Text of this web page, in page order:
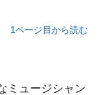
1ページ目から読む
ミュージシャン